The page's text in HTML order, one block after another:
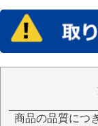
商品の品質につ